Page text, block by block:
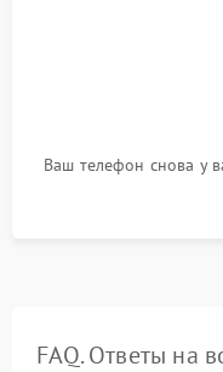
Ваш телефон снова у
FAQ. Ответы на